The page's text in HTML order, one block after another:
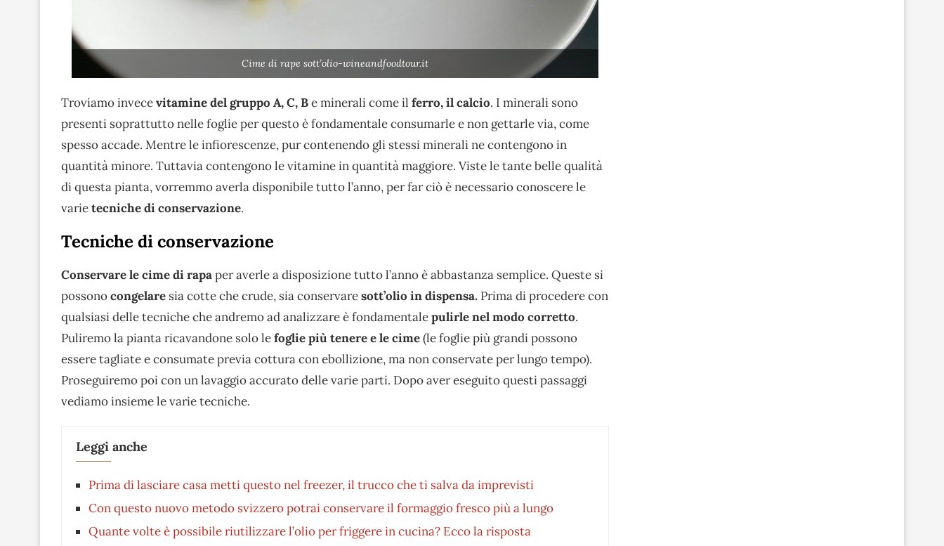
Cime di rape sott’olio-wineandfoodtour.it
Troviamo invecevitamine del gruppo A, C, Be minerali come il ferro, il calcio. I minerali sono
presenti soprattutto nelle foglie per questo è fondamentale consumarle e non gettarle via, come
spesso accade. Mentre le infiorescenze, pur contenendo gli stessi minerali ne contengono in
quantità minore. Tuttavia contengono le vitamine in quantità maggiore. Viste le tante belle qualità
di questa pianta, vorremmo averla disponibile tutto l’anno, per far ciò è necessario conoscere le
varietecniche di conservazione.
Tecniche di conservazione
Conservare le cime di rapaper averle a disposizione tutto l’anno è abbastanza semplice. Queste si
possonocongelare sia cotte che crude, sia conservaresott’olio in dispensa. Prima di procedere con
qualsiasi delle tecniche che andremo ad analizzare è fondamentalepulirle nel modo corretto.
Puliremo la pianta ricavandone solo lefoglie più tenere e le cime(le foglie più grandi possono
essere tagliate e consumate previa cottura con ebollizione, ma non conservate per lungo tempo).
Proseguiremo poi con un lavaggio accurato delle varie parti. Dopo aver eseguito questi passaggi
vediamo insieme le varie tecniche.
Leggi anche
Prima di lasciare casa metti questo nel freezer, il trucco che ti salva da imprevisti
Con questo nuovo metodo svizzero potrai conservare il formaggio fresco più a lungo
Quante volte è possibile riutilizzare l’olio per friggere in cucina? Ecco la risposta